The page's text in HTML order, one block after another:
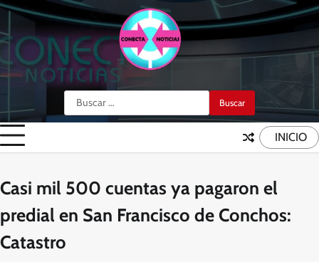
Skip
content
Buscar:
INICIO
Casi mil 500 cuentas ya pagaron el
predial en San Francisco de Conchos:
Catastro